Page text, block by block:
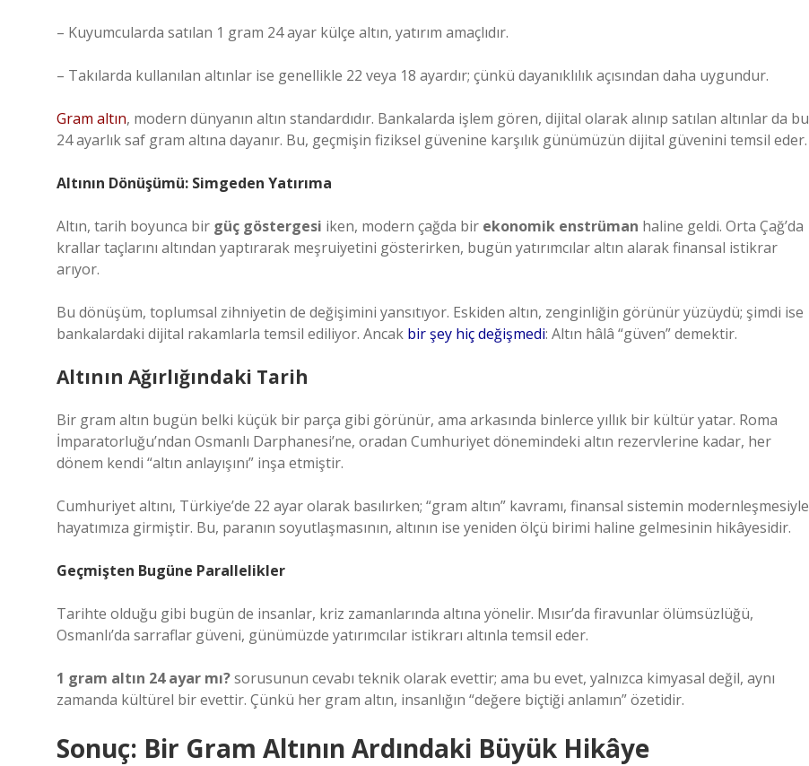
– Kuyumcularda satılan 1 gram 24 ayar külçe altın, yatırım amaçlıdır.
– Takılarda kullanılan altınlar ise genellikle 22 veya 18 ayardır; çünkü dayanıklılık açısından daha uygundur.
Gram altın, modern dünyanın altın standardıdır. Bankalarda işlem gören, dijital olarak alınıp satılan altınlar da bu
24 ayarlık saf gram altına dayanır. Bu, geçmişin fiziksel güvenine karşılık günümüzün dijital güvenini temsil eder.
Altının Dönüşümü: Simgeden Yatırıma
Altın, tarih boyunca bir güç göstergesi iken, modern çağda bir ekonomik enstrüman haline geldi. Orta Çağ’da
krallar taçlarını altından yaptırarak meşruiyetini gösterirken, bugün yatırımcılar altın alarak finansal istikrar
arıyor.
Bu dönüşüm, toplumsal zihniyetin de değişimini yansıtıyor. Eskiden altın, zenginliğin görünür yüzüydü; şimdi ise
bankalardaki dijital rakamlarla temsil ediliyor. Ancak bir şey hiç değişmedi: Altın hâlâ “güven” demektir.
Altının Ağırlığındaki Tarih
Bir gram altın bugün belki küçük bir parça gibi görünür, ama arkasında binlerce yıllık bir kültür yatar. Roma
İmparatorluğu’ndan Osmanlı Darphanesi’ne, oradan Cumhuriyet dönemindeki altın rezervlerine kadar, her
dönem kendi “altın anlayışını” inşa etmiştir.
Cumhuriyet altını, Türkiye’de 22 ayar olarak basılırken; “gram altın” kavramı, finansal sistemin modernleşmesiyle
hayatımıza girmiştir. Bu, paranın soyutlaşmasının, altının ise yeniden ölçü birimi haline gelmesinin hikâyesidir.
Geçmişten Bugüne Parallelikler
Tarihte olduğu gibi bugün de insanlar, kriz zamanlarında altına yönelir. Mısır’da firavunlar ölümsüzlüğü,
Osmanlı’da sarraflar güveni, günümüzde yatırımcılar istikrarı altınla temsil eder.
1 gram altın 24 ayar mı?sorusunun cevabı teknik olarak evettir; ama bu evet, yalnızca kimyasal değil, aynı
zamanda kültürel bir evettir. Çünkü her gram altın, insanlığın “değere biçtiği anlamın” özetidir.
Sonuç: Bir Gram Altının Ardındaki Büyük Hikâye